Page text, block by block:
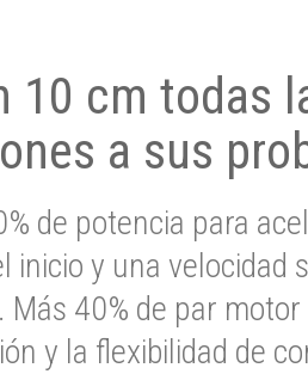
10 cm todas
a sus
de potencia para
inicio y una velocidad
Más 40% de par
y la flexibilidad de